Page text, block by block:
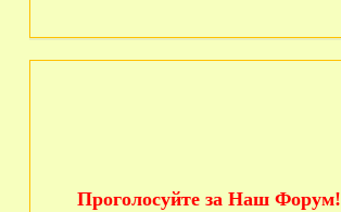
Проголосуйте за Наш Форум!